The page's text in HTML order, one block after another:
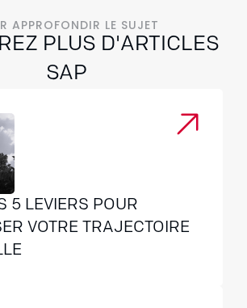
APPROFONDIR LE SUJET
PLUS D'ARTICLES
SAP
5 LEVIERS POUR
VOTRE TRAJECTOIRE